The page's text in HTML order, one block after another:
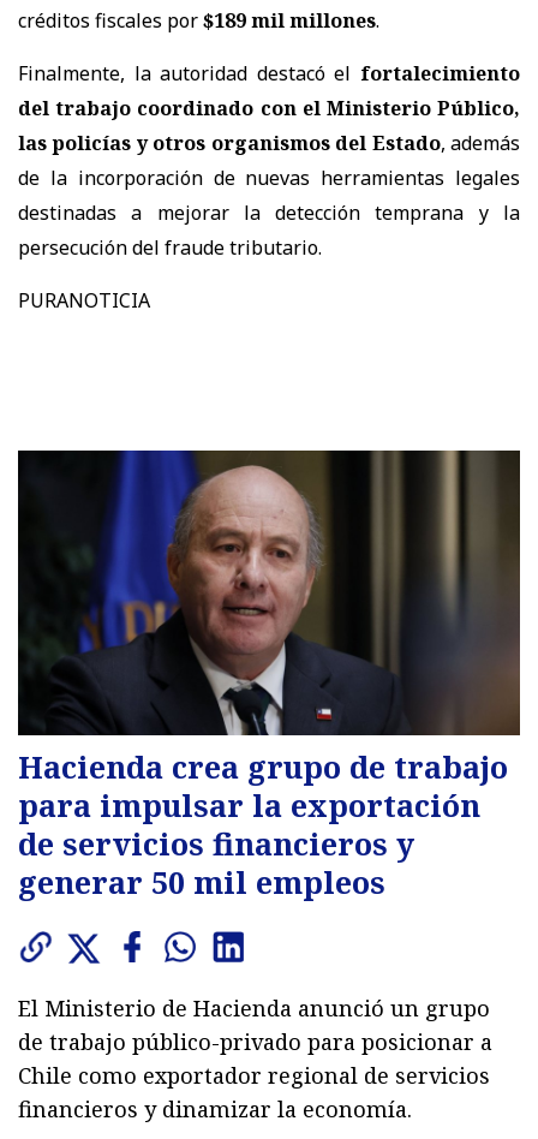
créditos fiscales por$189 mil millones.
Finalmente, la autoridad destacó el fortalecimiento
del trabajo coordinado con el Ministerio Público,
las policías y otros organismos del Estado, además
de la incorporación de nuevas herramientas legales
destinadas a mejorar la detección temprana y la
persecución del fraude tributario.
PURANOTICIA
Hacienda crea grupo de trabajo
para impulsar la exportación
de servicios financieros y
generar 50 mil empleos
El Ministerio de Hacienda anunció un grupo
de trabajo público-privado para posicionar a
Chile como exportador regional de servicios
financieros y dinamizar la economía.